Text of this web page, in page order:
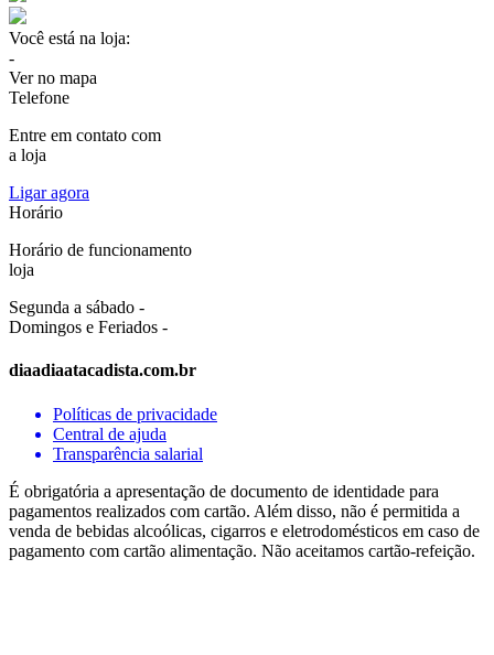
Você está na loja:
-
Ver no mapa
Telefone
Entre em contato com
a loja
Ligar agora
Horário
Horário de funcionamento
loja
Segunda a sábado -
Domingos e Feriados -
diaadiaatacadista.com.br
Políticas de privacidade
Central de ajuda
Transparência salarial
É obrigatória a apresentação de documento de identidade para
pagamentos realizados com cartão. Além disso, não é permitida a
venda de bebidas alcoólicas, cigarros e eletrodomésticos em caso de
pagamento com cartão alimentação. Não aceitamos cartão-refeição.